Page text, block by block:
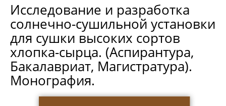
Исследование и разработка
солнечно-сушильной установки
для сушки высоких сортов
хлопка-сырца. (Аспирантура,
Бакалавриат, Магистратура).
Монография.